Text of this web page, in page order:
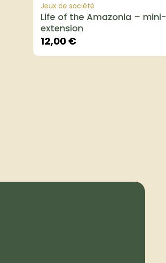
Jeux de société
Life of the Amazonia – mini-
extension
12,00€